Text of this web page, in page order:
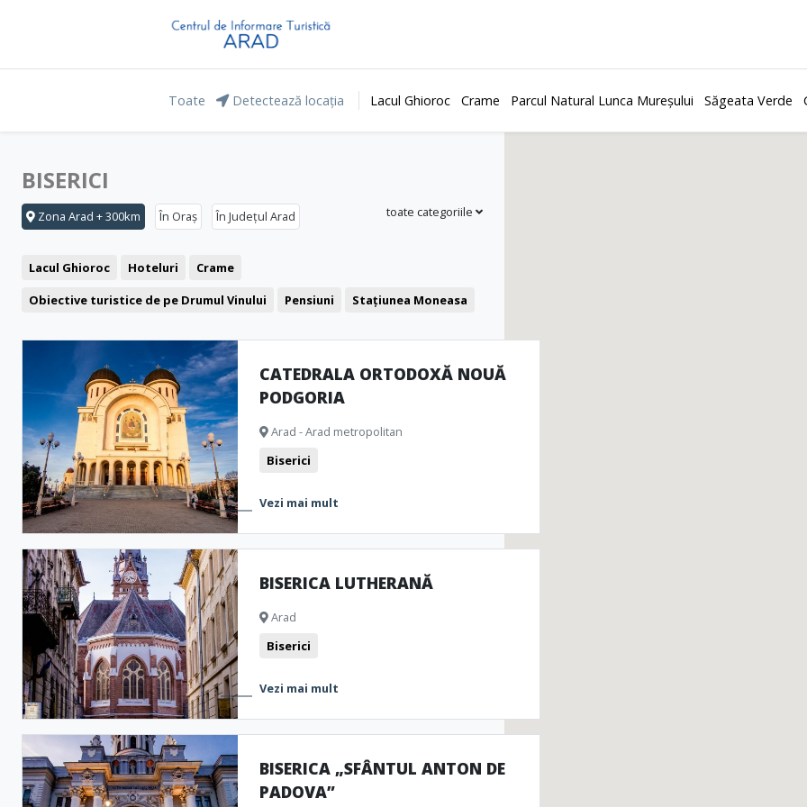
Toate Detectează locația Lacul Ghioroc Crame Parcul Natural Lunca Mureșului Săgeata Verde
BISERICI
Zona Arad + 300km În Oraș În Județul Arad toate categoriile
Lacul Ghioroc Hoteluri
Crame
Obiective turistice de pe Drumul Vinului
Pensiuni
Stațiunea Moneasa
Parcul Natural Lunca Mureșului
Cofetărie Săgeata Verde
Cafenea
Pub
Pizzerie Clădiri reprezentative Fast food
Ștranduri
Biserici Muzee și Case memoriale Monumente
Formațiuni naturale
Clubbing Vestigii arheologice
Teatru
Bistro
CATEDRALA ORTODOXĂ NOUĂ
PODGORIA
Arad - Arad metropolitan
Biserici
Vezi mai mult
BISERICA LUTHERANĂ
Arad
Biserici
Vezi mai mult
BISERICA „SFÂNTUL ANTON DE
PADOVA”